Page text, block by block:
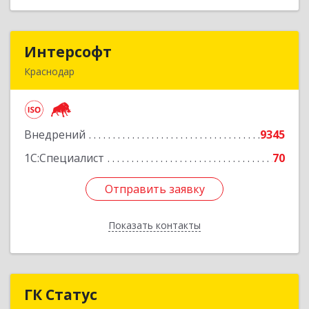
Интерсофт
Краснодар
Внедрений
9345
1С:Специалист
70
Отправить заявку
Показать контакты
Подробнее
Отправить заявку
Назад
ГК Статус